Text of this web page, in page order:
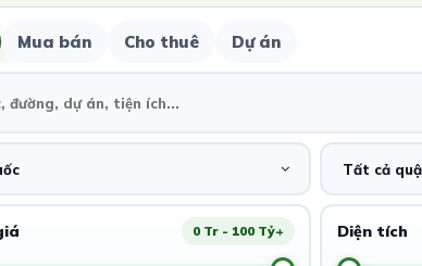
Mua bán Cho thuê Dự án
Tất cả
0 Tr - 100 Tỷ+ Diện tích